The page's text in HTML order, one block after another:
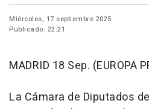
Miércoles, 17 septiembre 2025
Publicado: 22:21
MADRID 18 Sep. (EUROPA
La Cámara de Diputados